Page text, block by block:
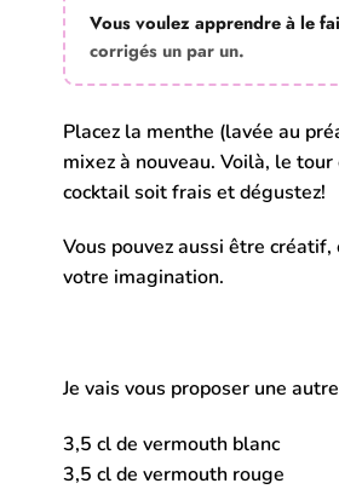
Vous voulez apprendre à le
corrigés un par un.
Placez la menthe (lavée au
mixez à nouveau. Voilà, le
cocktail soit frais et dégustez!
Vous pouvez aussi être
votre imagination.
Je vais vous proposer une
3,5 cl de vermouth blanc
3,5 cl de vermouth rouge